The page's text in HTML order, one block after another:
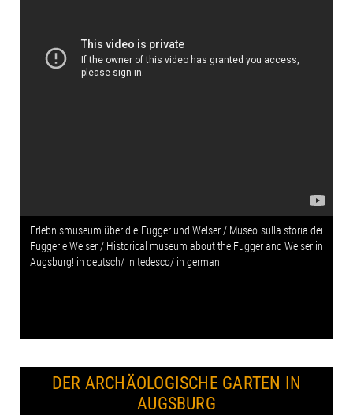
Erlebnismuseum über die Fugger und Welser / Museo sulla storia dei
Fugger e Welser / Historical museum about the Fugger and Welser in
Augsburg! in deutsch/ in tedesco/ in german
DER ARCHÄOLOGISCHE GARTEN IN
AUGSBURG